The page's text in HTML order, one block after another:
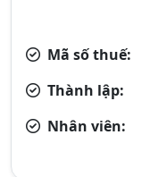
Mã số thuế:
Thành lập:
Nhân viên: